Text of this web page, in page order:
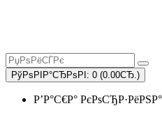
РўРѕРІР°СЂРѕРІ: 0 (0.00СЂ.)
Р’Р°С€Р°